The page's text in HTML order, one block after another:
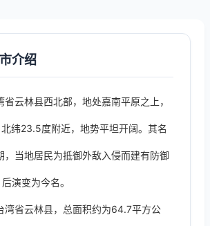
介绍
云林县西北部，地处嘉南平原之上，
纬23.5度附近，地势平坦开阔。其名
，当地居民为抵御外敌入侵而建有防御
演变为今名。
湾省云林县，总面积约为64.7平方公